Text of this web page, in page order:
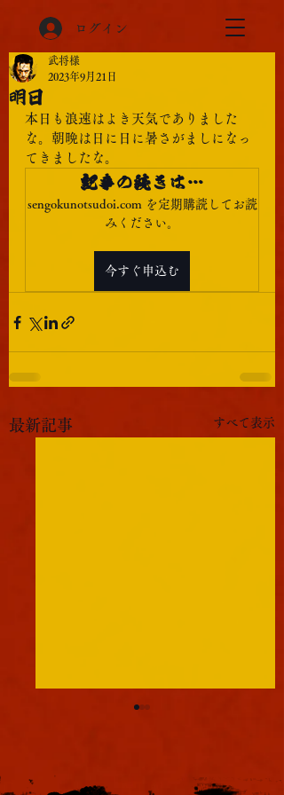
ログイン
明日
武将様
2023年9月21日
本日も浪速はよき天気でありました
な。朝晩は日に日に暑さがましになっ
てきましたな。
記事の続きは…
sengokunotsudoi.com を定期購読してお読
みください。
今すぐ申込む
最新記事 すべて表示